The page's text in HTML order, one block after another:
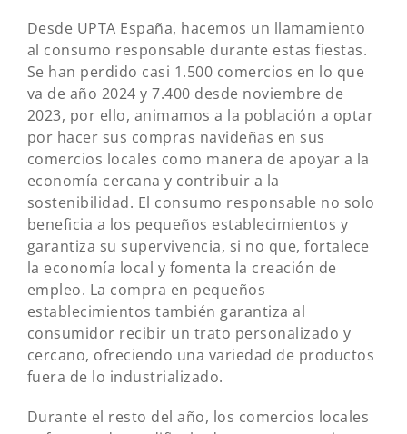
Desde UPTA España, hacemos un llamamiento
al consumo responsable durante estas fiestas.
Se han perdido casi 1.500 comercios en lo que
va de año 2024 y 7.400 desde noviembre de
2023, por ello, animamos a la población a optar
por hacer sus compras navideñas en sus
comercios locales como manera de apoyar a la
economía cercana y contribuir a la
sostenibilidad. El consumo responsable no solo
beneficia a los pequeños establecimientos y
garantiza su supervivencia, si no que, fortalece
la economía local y fomenta la creación de
empleo. La compra en pequeños
establecimientos también garantiza al
consumidor recibir un trato personalizado y
cercano, ofreciendo una variedad de productos
fuera de lo industrializado.
Durante el resto del año, los comercios locales